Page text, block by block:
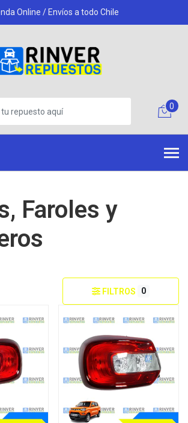
Online / Envíos a todo Chile
0
Faroles y
FILTROS 0